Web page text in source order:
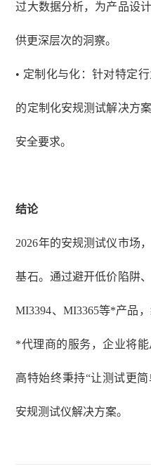
过大数据分析，为产品设
供更深层次的洞察。
• 定制化与化：针对特定
的定制化安规测试解决方
安全要求。
结论
2026年的安规测试仪市场
基石。通过避开低价陷阱
MI3394、MI3365等*产品
*代理商的服务，企业将
高特始终秉持“让测试更
安规测试仪解决方案。